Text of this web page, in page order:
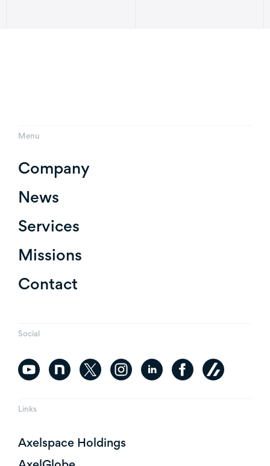
Menu
Company
News
Services
Missions
Contact
Social
Links
Axelspace Holdings